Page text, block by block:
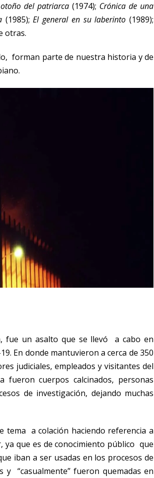
del patriarca (1974); Crónica de una
(1985); El general en su laberinto (1989);
otras.
forman parte de nuestra historia y de
fue un asalto que se llevó a cabo en
En donde mantuvieron a cerca de 350
judiciales, empleados y visitantes del
cuerpos calcinados, personas
de investigación, dejando muchas
tema a colación haciendo referencia a
ya que es de conocimiento público que
iban a ser usadas en los procesos de
y “casualmente” fueron quemadas en